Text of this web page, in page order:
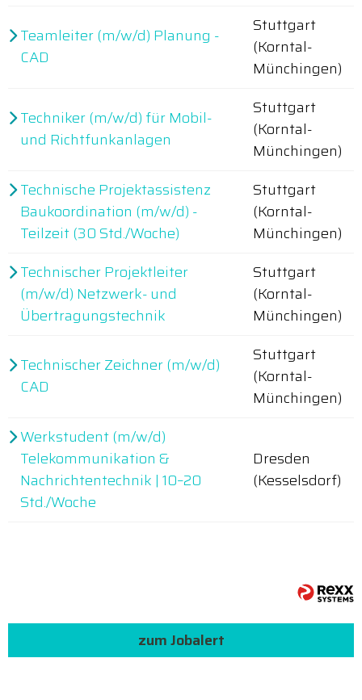
Teamleiter (m/w/d) Planung -
CAD
Stuttgart
(Korntal-
Münchingen)
Techniker (m/w/d) für Mobil-
und Richtfunkanlagen
Stuttgart
(Korntal-
Münchingen)
Technische Projektassistenz
Baukoordination (m/w/d) -
Teilzeit (30 Std./Woche)
Stuttgart
(Korntal-
Münchingen)
Technischer Projektleiter
(m/w/d) Netzwerk- und
Übertragungstechnik
Stuttgart
(Korntal-
Münchingen)
Technischer Zeichner (m/w/d)
CAD
Stuttgart
(Korntal-
Münchingen)
Werkstudent (m/w/d)
Telekommunikation &
Nachrichtentechnik | 10–20
Std./Woche
Dresden
(Kesselsdorf)
zum Jobalert